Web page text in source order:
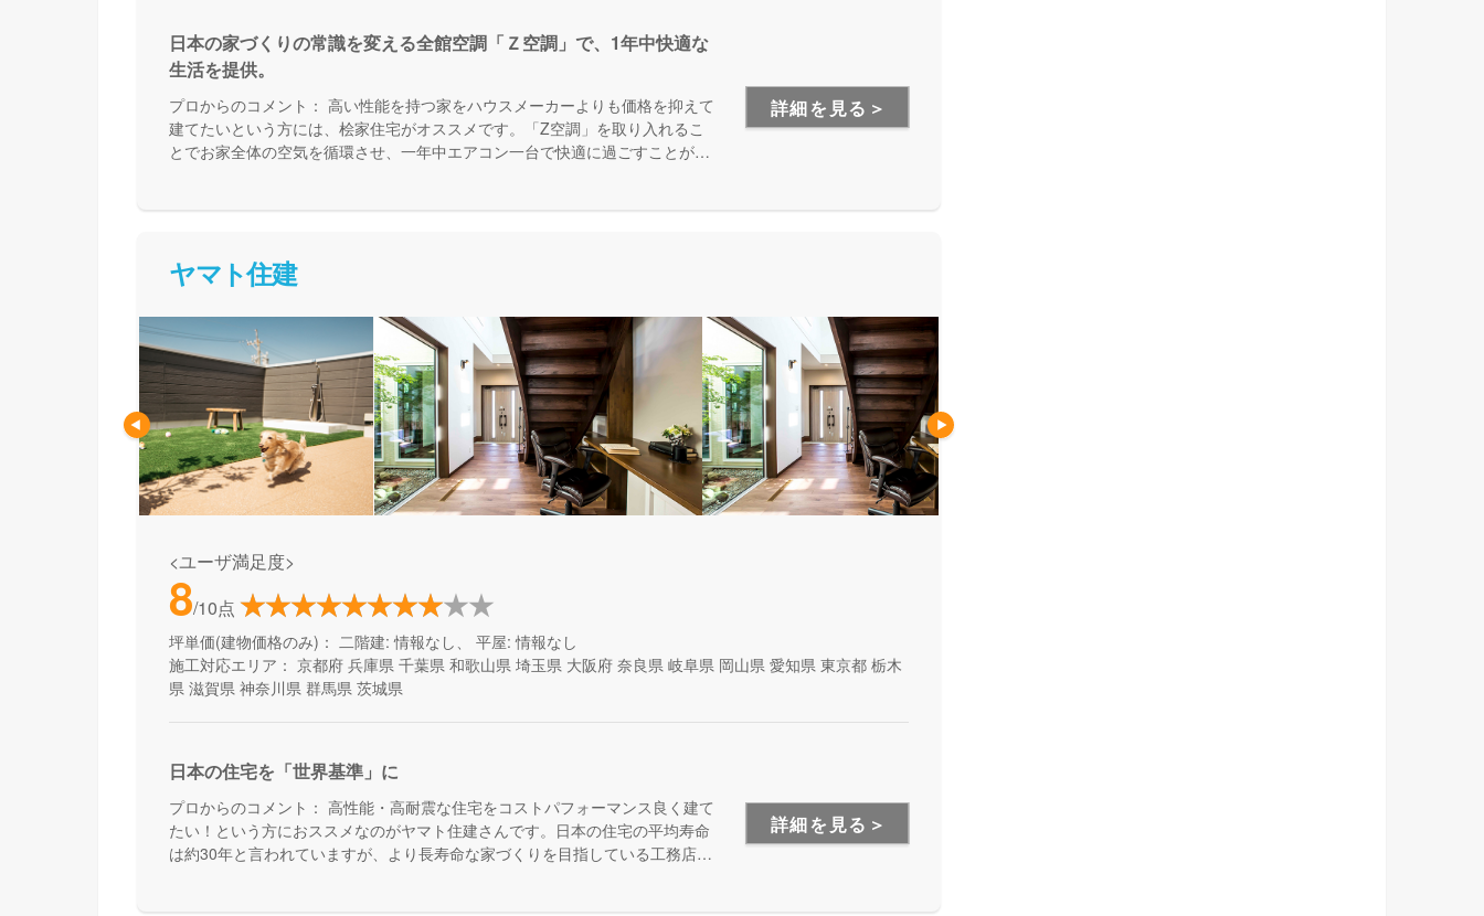
日本の家づくりの常識を変える全館空調「Ｚ空調」で、1年中快適な
生活を提供。
プロからのコメント： 高い性能を持つ家をハウスメーカーよりも価格を抑えて
建てたいという方には、桧家住宅がオススメです。「Z空調」を取り入れるこ
とでお家全体の空気を循環させ、一年中エアコン一台で快適に過ごすことが出
詳細を見る＞
ヤマト住建
<ユーザ満足度>
8/10点
坪単価(建物価格のみ)： 二階建: 情報なし、 平屋: 情報なし
施工対応エリア： 京都府 兵庫県 千葉県 和歌山県 埼玉県 大阪府 奈良県 岐阜県 岡山県 愛知県 東京都 栃木
県 滋賀県 神奈川県 群馬県 茨城県
日本の住宅を「世界基準」に
プロからのコメント： 高性能・高耐震な住宅をコストパフォーマンス良く建て
たい！という方におススメなのがヤマト住建さんです。日本の住宅の平均寿命
は約30年と言われていますが、より長寿命な家づくりを目指している工務店さ
詳細を見る＞